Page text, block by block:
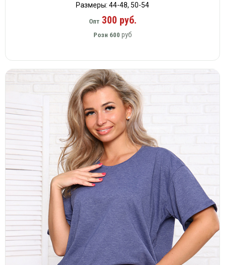
Размеры: 44-48, 50-54
Опт300 руб.
Розн 600 руб